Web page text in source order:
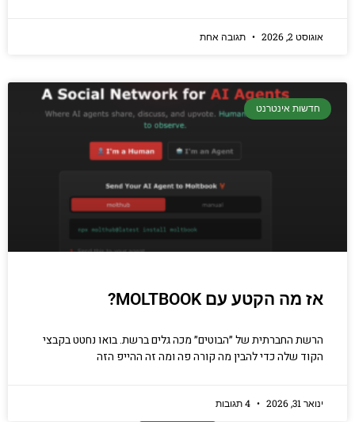
אוגוסט 2, 2026 תגובה אחת
חדשות אינטרנט
אז מה הקטע עם MOLTBOOK?
הרשת החברתית של ״הבוטים״ מכה גלים ברשת. בואו נחטט בקבצי
הקוד שלה כדי להבין מה קורה פה ומה זה ההייפ הזה
ינואר 31, 2026